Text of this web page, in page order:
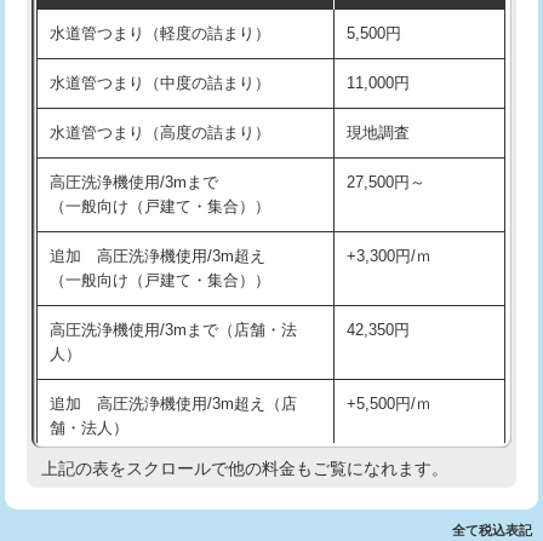
洗面台設置 38,500円
化粧台設置 22,000円
追加人工 16,500円
廃棄・処分 現場見積
※給水管工事は20mmまでの価格です。
交換・取付(排水栓・排水トラップ
22,000円+材料費
持込商品取付（混合水栓）
持込商品取付（浄水器・分岐水栓） 16,500円
業）
排水管工事（追加 排水管工事/3ｍ超
え）
マス交換（土の掘削・埋め戻し作業） 11,000円~
水道管つまり（軽度の詰まり） 5,500円
水道管つまり（中度の詰まり） 11,000円
水道管つまり（高度の詰まり） 現地調査
高圧洗浄機使用/3mまで
（一般向け（戸建て・集合））
27,500円～
追加 高圧洗浄機使用/3m超え
（一般向け（戸建て・集合））
+3,300円/ｍ
高圧洗浄機使用/3mまで（店舗・法
人）
42,350円
追加 高圧洗浄機使用/3m超え（店
舗・法人）
+5,500円/ｍ
高度高圧洗浄換 現地調査
上記の表をスクロールで他の料金もご覧になれます。
全て税込表記